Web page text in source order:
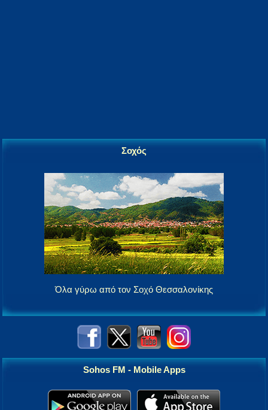
Σοχός
Όλα γύρω από τον Σοχό Θεσσαλονίκης
Sohos FM - Mobile Apps